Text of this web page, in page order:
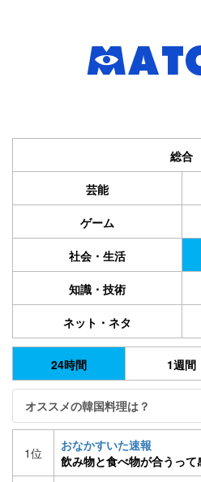
総合
芸能
ゲーム
社会・生活
知識・技術
ネット・ネタ
24時間 1週間
オススメの韓国料理は？
1位
おなかすいた速報
飲み物と食べ物が合うっ